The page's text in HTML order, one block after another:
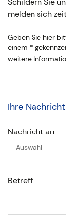
Schildern Sie
melden sich
Geben Sie hier
einem *
weitere
Ihre Nachricht
Nachricht an
Auswahl
Betreff